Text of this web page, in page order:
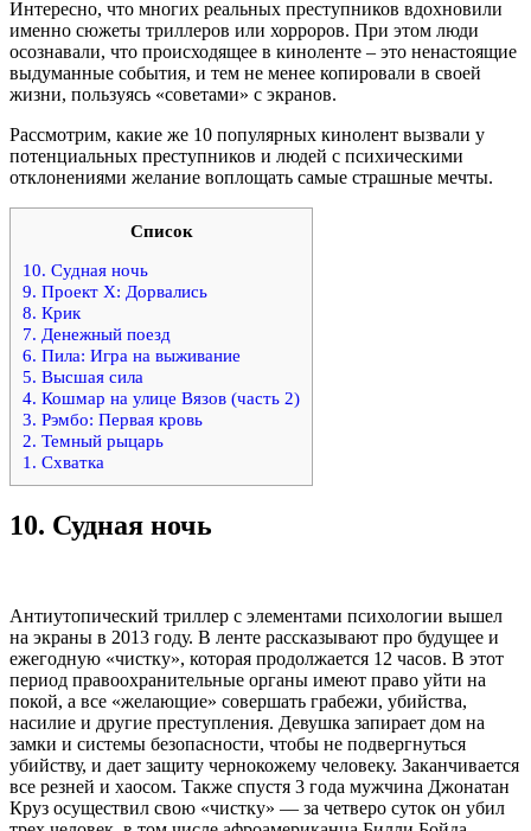
Интересно, что многих реальных преступников вдохновили
именно сюжеты триллеров или хорроров. При этом люди
осознавали, что происходящее в киноленте – это ненастоящие
выдуманные события, и тем не менее копировали в своей
жизни, пользуясь «советами» с экранов.
Рассмотрим, какие же 10 популярных кинолент вызвали у
потенциальных преступников и людей с психическими
отклонениями желание воплощать самые страшные мечты.
Список
10. Судная ночь
9. Проект Х: Дорвались
8. Крик
7. Денежный поезд
6. Пила: Игра на выживание
5. Высшая сила
4. Кошмар на улице Вязов (часть 2)
3. Рэмбо: Первая кровь
2. Темный рыцарь
1. Схватка
10. Судная ночь
Антиутопический триллер с элементами психологии вышел
на экраны в 2013 году. В ленте рассказывают про будущее и
ежегодную «чистку», которая продолжается 12 часов. В этот
период правоохранительные органы имеют право уйти на
покой, а все «желающие» совершать грабежи, убийства,
насилие и другие преступления. Девушка запирает дом на
замки и системы безопасности, чтобы не подвергнуться
убийству, и дает защиту чернокожему человеку. Заканчивается
все резней и хаосом. Также спустя 3 года мужчина Джонатан
Круз осуществил свою «чистку» — за четверо суток он убил